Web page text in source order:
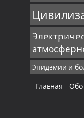
Эпидемии и
Главная